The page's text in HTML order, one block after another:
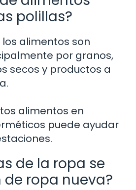
polillas?
los alimentos son
por granos,
secos y productos a
alimentos en
puede ayudar
de la ropa se
ropa nueva?